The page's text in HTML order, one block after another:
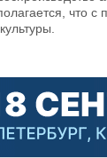
что